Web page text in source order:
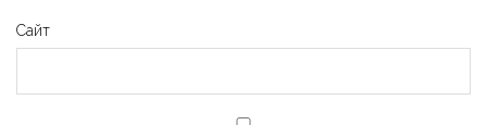
Сайт